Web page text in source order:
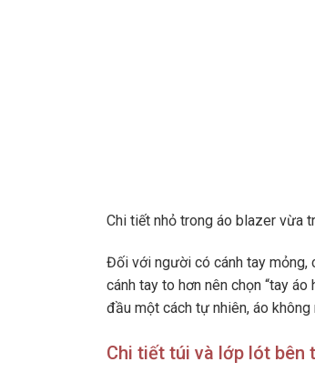
Chi tiết nhỏ trong áo blazer vừa
Đối với người có cánh tay mỏng,
cánh tay to hơn nên chọn “tay
đầu một cách tự nhiên, áo
Chi tiết túi và lớp lót bên